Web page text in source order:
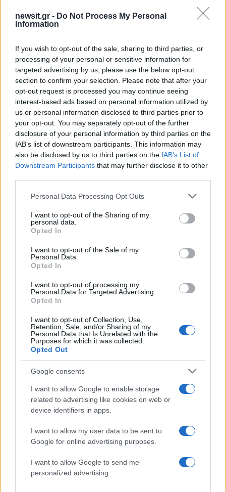
newsit.gr - Do Not Process My Personal
Information
If you wish to opt-out of the sale, sharing to third parties, or
processing of your personal or sensitive information for
targeted advertising by us, please use the below opt-out
section to confirm your selection. Please note that after your
opt-out request is processed you may continue seeing
interest-based ads based on personal information utilized by
us or personal information disclosed to third parties prior to
your opt-out. You may separately opt-out of the further
disclosure of your personal information by third parties on the
IAB’s list of downstream participants. This information may
also be disclosed by us to third parties on the IAB’s List of
Downstream Participants that may further disclose it to other
Please note that this website/app uses one or more Google
not limited to your visit or usage behaviour. You may click to
grant or deny consent to Google and its third-party tags to
use your data for below specified purposes in below Google
consent section.
Personal Data Processing Opt Outs
I want to opt-out of the Sharing of my
personal data.
Opted In
I want to opt-out of the Sale of my
Personal Data.
Opted In
I want to opt-out of processing my
Personal Data for Targeted Advertising.
Opted In
I want to opt-out of Collection, Use,
Retention, Sale, and/or Sharing of my
Personal Data that Is Unrelated with the
Purposes for which it was collected.
Opted Out
Google consents
I want to allow Google to enable storage
related to advertising like cookies on web or
device identifiers in apps.
I want to allow my user data to be sent to
Google for online advertising purposes.
I want to allow Google to send me
personalized advertising.
Υποβολή σχολίου
Όροι Χρήσης. Το site προστατεύεται από reCAPTCHA, ισχύουν
Πολιτική Απορρήτου
Όροι Χρήσης της Google.
Media
THE CHASE
ΜΑΡΙΑ ΜΠΕΚΑΤΩΡΟΥ
Share:
Ακολουθήστε το Νewsit.gr στο Google News
και
ενημερωθείτε πρώτοι για όλη την ειδησεογραφία και τα
τελευταία νέατης ημέρας
Πιο δημοφιλή
Λένα Σαμαρά: Συγκίνηση στο μνημόσυνο
κόρης του Αντώνη Σαμαρά
Σοκαριστική υπόθεση στην Κρήτη:
να ασελγήσει σε 10χρονο κορίτσι - Το παιδί
καθόταν αμέριμνο σε αυλή επιχείρησης
πρώην σύζυγος του Βασίλη Χιώτη
Δεν ήταν μόνο η ταχύτητα που οδήγησε
στο τροχαίο στις Σέρρες με νεκρούς μητέρα
και γιο - «Ίσως κάτι απέσπασε την προσοχή
του οδηγού» λέει πραγματογνώμονας
γραμμή του 55χρονου που έκρυψε τον
νεκρό πατέρα του σε καταψύκτη – Η
αγάπη στους γονείς και η διαφωνία με την
αδερφή του
Πιο σχολιασμένα
Marfin: Η 46χρονη πήρε προθεσμία για
να απολογηθεί την Τρίτη – «Είναι αθώα,